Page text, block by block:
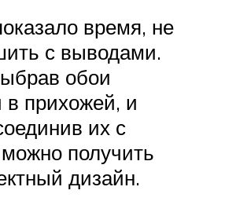
время, не
с выводами.
обои
в прихожей, и
их с
получить
дизайн.